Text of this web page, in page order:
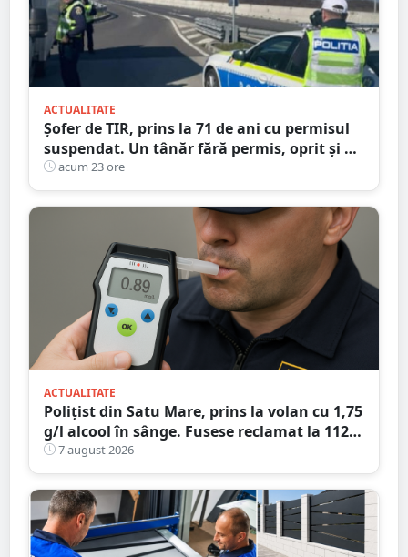
ACTUALITATE
Șofer de TIR, prins la 71 de ani cu permisul
suspendat. Un tânăr fără permis, oprit și el
la Petea
acum 23 ore
ACTUALITATE
Polițist din Satu Mare, prins la volan cu 1,75
g/l alcool în sânge. Fusese reclamat la 112
că circula pe contrasens
7 august 2026